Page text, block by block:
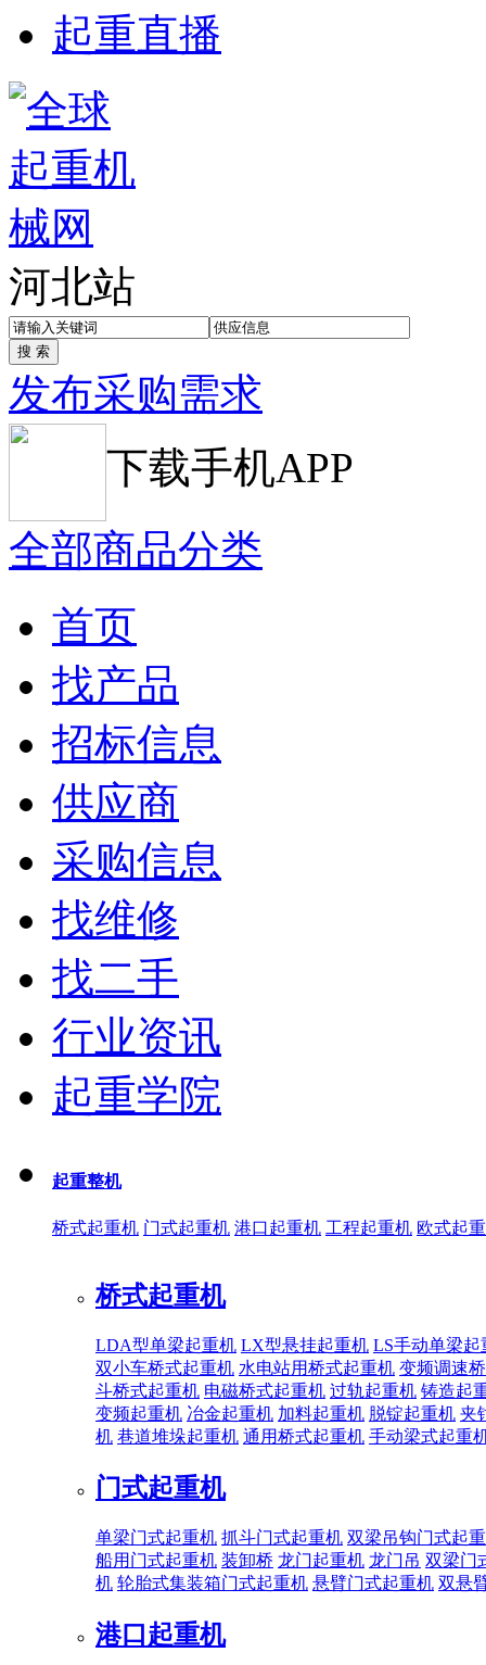
起重直播
河北站
发布采购需求
下载手机APP
全部商品分类
首页
找产品
招标信息
供应商
采购信息
找维修
找二手
行业资讯
起重学院
起重整机
桥式起重机 门式起重机 港口起重机 工程起重机 欧式起
桥式起重机
LDA型单梁起重机 LX型悬挂起重机 LS手动单梁起
双小车桥式起重机 水电站用桥式起重机 变频调速
斗桥式起重机 电磁桥式起重机 过轨起重机 铸造起
变频起重机 冶金起重机 加料起重机 脱锭起重机 夹
机 巷道堆垛起重机 通用桥式起重机 手动梁式起重
门式起重机
单梁门式起重机 抓斗门式起重机 双梁吊钩门式起
船用门式起重机 装卸桥 龙门起重机 龙门吊 双梁门
机 轮胎式集装箱门式起重机 悬臂门式起重机 双悬
港口起重机